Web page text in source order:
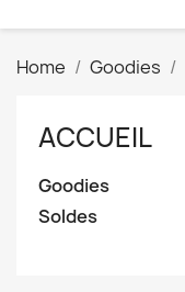
Home Goodies
ACCUEIL
Goodies
Soldes